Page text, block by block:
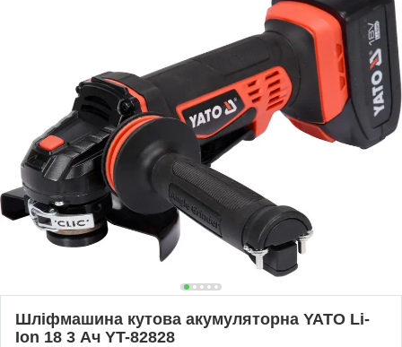
Шліфмашина кутова акумуляторна YATO Li-
Ion 18 3 Ач YT-82828